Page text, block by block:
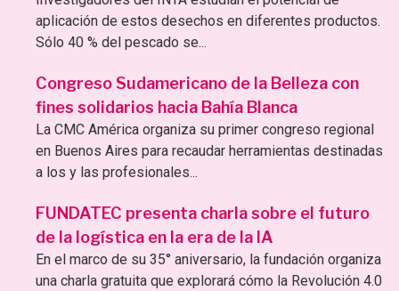
aplicación de estos desechos en diferentes productos.
Sólo 40 % del pescado se...
Congreso Sudamericano de la Belleza con
fines solidarios hacia Bahía Blanca
La CMC América organiza su primer congreso regional
en Buenos Aires para recaudar herramientas destinadas
a los y las profesionales...
FUNDATEC presenta charla sobre el futuro
de la logística en la era de la IA
En el marco de su 35° aniversario, la fundación organiza
una charla gratuita que explorará cómo la Revolución 4.0